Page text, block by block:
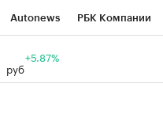
Autonews РБК Компании
Визионеры
руб
+5.87%